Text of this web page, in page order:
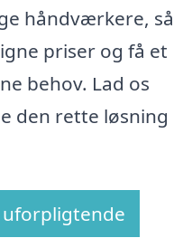
håndværkere, så
priser og få et
behov. Lad os
den rette løsning
uforpligtende